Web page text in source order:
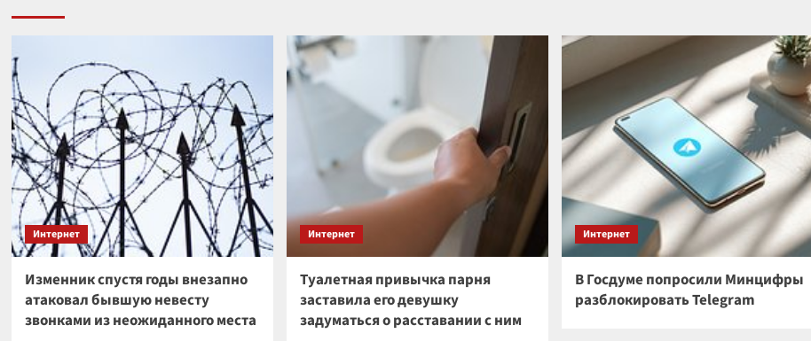
Интернет
Изменник спустя годы внезапно
атаковал бывшую невесту
звонками из неожиданного места
Интернет
Туалетная привычка парня
заставила его девушку
задуматься о расставании с ним
Интернет
В Госдуме попросили Минцифры
разблокировать Telegram